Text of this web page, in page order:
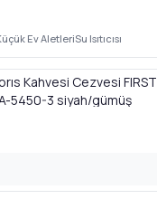
Ev AletleriSu Isıtıcısı
Kahvesi Cezvesi FIRST
5450-3 siyah/gümüş